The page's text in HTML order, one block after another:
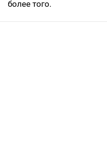
более того.